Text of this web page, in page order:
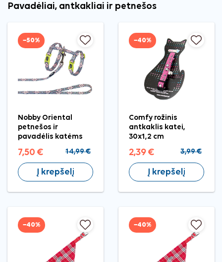
Pavadėliai, antkakliai ir petnešos
−50%
Nobby Oriental
petnešos ir
pavadėlis katėms
7,50 € 14,99 €
Į krepšelį
−40%
Comfy rožinis
antkaklis katei,
30x1,2 cm
2,39 € 3,99 €
Į krepšelį
−40% −40%